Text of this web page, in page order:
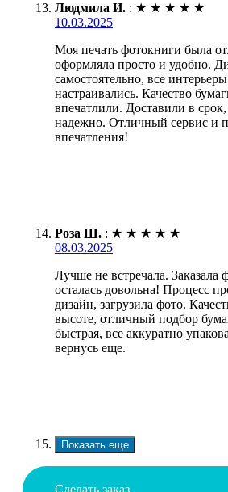
Людмила И. : ★ ★ ★ ★ ★
10.03.2025
Моя печать фотокниги была
оформляла просто и удобно.
самостоятельно, все
настраивались. Качество
впечатлили. Доставили в
надежно. Отличный сервис и
впечатления!
Роза Ш. : ★ ★ ★ ★ ★
08.03.2025
Лучше не встречала. Заказала
осталась довольна! Процесс
дизайн, загрузила фото.
высоте, отличный подбор
быстрая, все аккуратно
вернусь еще.
Показать еще